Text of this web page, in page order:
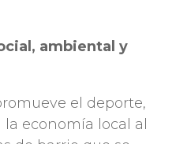
ambiental y
el deporte,
economía local al